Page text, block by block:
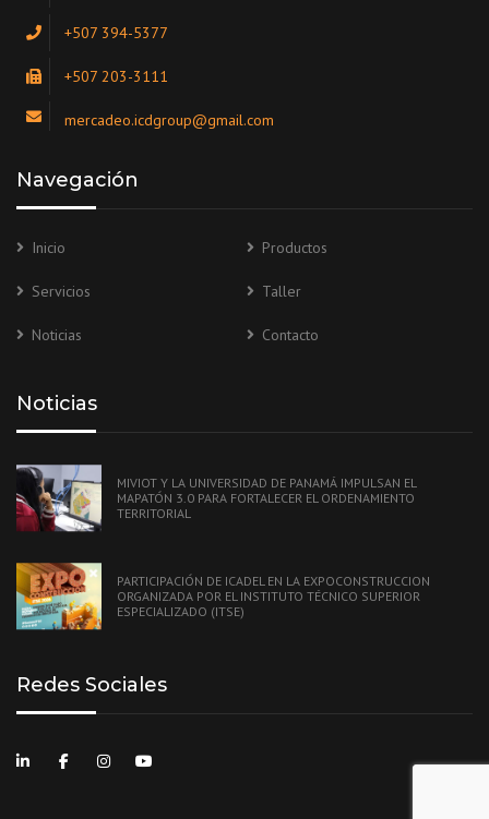
+507 394-5377
+507 203-3111
mercadeo.icdgroup@gmail.com
Navegación
Inicio Productos
Servicios Taller
Noticias Contacto
Noticias
MIVIOT Y LA UNIVERSIDAD DE PANAMÁ IMPULSAN EL
MAPATÓN 3.0 PARA FORTALECER EL ORDENAMIENTO
TERRITORIAL
PARTICIPACIÓN DE ICADEL EN LA EXPOCONSTRUCCION
ORGANIZADA POR EL INSTITUTO TÉCNICO SUPERIOR
ESPECIALIZADO (ITSE)
Redes Sociales